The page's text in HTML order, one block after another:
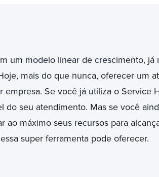
um modelo linear de crescimento, já
mais do que nunca, oferecer um
empresa. Se você já utiliza o Service
do seu atendimento. Mas se você
ao máximo seus recursos para
super ferramenta pode oferecer.